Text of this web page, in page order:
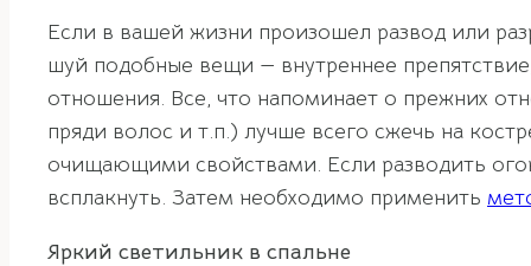
Если в вашей жизни произошел развод или
шуй подобные вещи — внутреннее
отношения. Все, что напоминает о прежних
пряди волос и т.п.) лучше всего сжечь на
очищающими свойствами. Если разводить
всплакнуть. Затем необходимо применить
Яркий светильник в спальне